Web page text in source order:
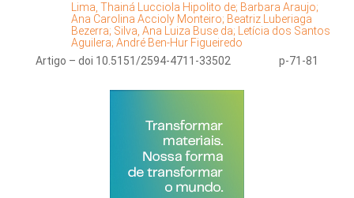
Lima, Thainá Lucciola Hipolito de; Barbara Araujo;
Ana Carolina Accioly Monteiro; Beatriz Luberiaga
Bezerra; Silva, Ana Luiza Buse da; Letícia dos Santos
Aguilera; André Ben-Hur Figueiredo
Artigo – doi 10.5151/2594-4711-33502
p-71-81